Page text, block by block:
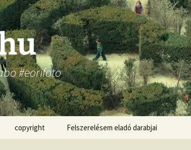
#eorifoto
copyright Felszerelésem eladó darabjai